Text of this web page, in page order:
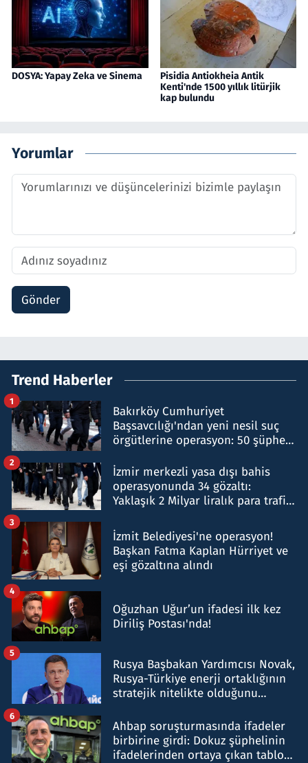
DOSYA: Yapay Zeka ve Sinema
Pisidia Antiokheia Antik
Kenti'nde 1500 yıllık litürjik
kap bulundu
Yorumlar
Gönder
Trend Haberler
Bakırköy Cumhuriyet
Başsavcılığı'ndan yeni nesil suç
örgütlerine operasyon: 50 şüpheli
1
İzmir merkezli yasa dışı bahis
operasyonunda 34 gözaltı:
Yaklaşık 2 Milyar liralık para trafiği
2
İzmit Belediyesi'ne operasyon!
Başkan Fatma Kaplan Hürriyet ve
eşi gözaltına alındı
3
Oğuzhan Uğur’un ifadesi ilk kez
Diriliş Postası'nda!
4
Rusya Başbakan Yardımcısı Novak,
Rusya-Türkiye enerji ortaklığının
stratejik nitelikte olduğunu
5
Ahbap soruşturmasında ifadeler
birbirine girdi: Dokuz şüphelinin
ifadelerinden ortaya çıkan tablo
6